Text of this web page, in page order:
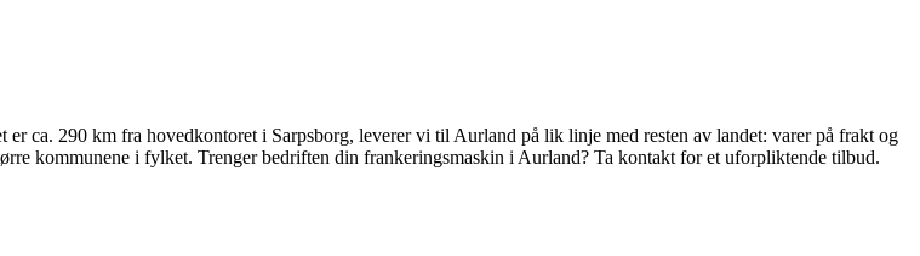
ca. 290 km fra hovedkontoret i Sarpsborg, leverer vi til Aurland på lik linje med resten av landet: varer på frakt og
kommunene i fylket. Trenger bedriften din frankeringsmaskin i Aurland? Ta kontakt for et uforpliktende tilbud.